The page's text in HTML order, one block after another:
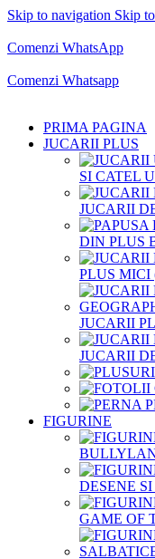
Skip to navigation Skip
Comenzi WhatsApp
Comenzi Whatsapp
PRIMA PAGINA
JUCARII PLUS
SI CATEL
JUCARII
DIN PLUS
PLUS MICI
JUCARII
JUCARII
FIGURINE
DESENE
GAME OF